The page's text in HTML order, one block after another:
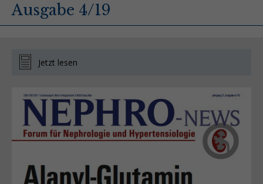
Ausgabe 4/19
Jetzt lesen